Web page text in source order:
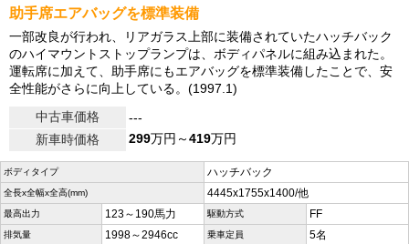
助手席エアバッグを標準装備
一部改良が行われ、リアガラス上部に装備されていたハッチバック
のハイマウントストップランプは、ボディパネルに組み込まれた。
運転席に加えて、助手席にもエアバッグを標準装備したことで、安
全性能がさらに向上している。(1997.1)
中古車価格
---
新車時価格
299万円～419万円
ボディタイプ ハッチバック
全長x全幅x全高(mm) 4445x1755x1400/他
最高出力 123～190馬力 駆動方式 FF
排気量 1998～2946cc 乗車定員 5名